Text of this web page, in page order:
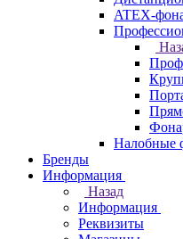
ATEX-
Налобные
Бренды
Информация
Назад
Информация
Реквизиты